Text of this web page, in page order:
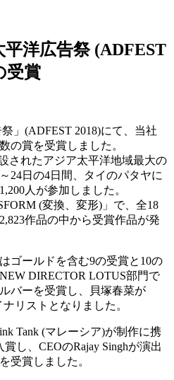
平洋広告祭 (ADFEST
受賞
」(ADFEST 2018)にて、当社
の賞を受賞しました。
されたアジア太平洋地域最大の
24日の4日間、タイのパタヤに
人が参加しました。
(変換、変形)」で、全18
作品の中から受賞作品が発
ゴールドを含む9の受賞と10の
DIRECTOR LOTUS部門で
バーを受賞し、貝塚春菜が
リストとなりました。
Tank (マレーシア)が制作に携
し、CEOのRajay Singhが演出
受賞しました。